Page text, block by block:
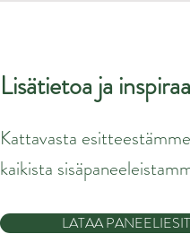
Lisätietoa ja
Kattavasta
kaikista
LATAA